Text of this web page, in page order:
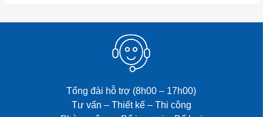
Tổng đài hỗ trợ (8h00 – 17h00)
Tư vấn – Thiết kế – Thi công